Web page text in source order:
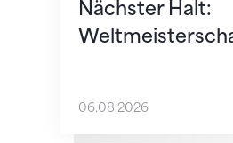
Nächster Halt:
06.08.2026